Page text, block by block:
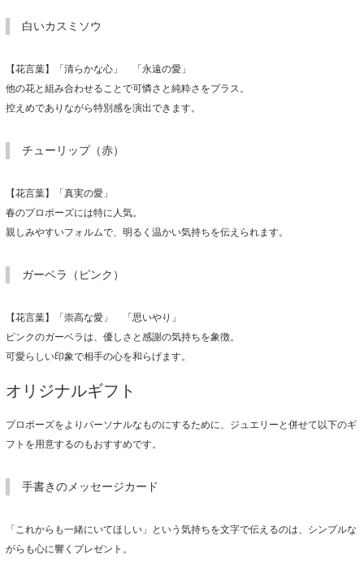
白いカスミソウ
【花言葉】「清らかな心」 「永遠の愛」
他の花と組み合わせることで可憐さと純粋さをプラス。
控えめでありながら特別感を演出できます。
チューリップ（赤）
【花言葉】「真実の愛」
春のプロポーズには特に人気。
親しみやすいフォルムで、明るく温かい気持ちを伝えられます。
ガーベラ（ピンク）
【花言葉】「崇高な愛」 「思いやり」
ピンクのガーベラは、優しさと感謝の気持ちを象徴。
可愛らしい印象で相手の心を和らげます。
オリジナルギフト
プロポーズをよりパーソナルなものにするために、ジュエリーと併せて以下のギ
フトを用意するのもおすすめです。
手書きのメッセージカード
「これからも一緒にいてほしい」という気持ちを文字で伝えるのは、シンプルな
がらも心に響くプレゼント。